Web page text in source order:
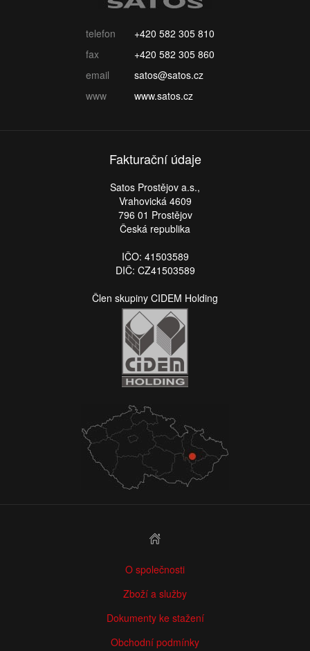
telefon
+420 582 305 810
fax
+420 582 305 860
email
satos@satos.cz
www
www.satos.cz
Fakturační údaje
Satos Prostějov a.s.,
Vrahovická 4609
796 01 Prostějov
Česká republika
IČO: 41503589
DIČ: CZ41503589
Člen skupiny CIDEM Holding
O společnosti
Zboží a služby
Dokumenty ke stažení
Obchodní podmínky